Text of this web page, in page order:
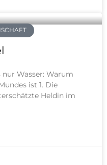
Wasser: Warum
ist 1. Die
Heldin im